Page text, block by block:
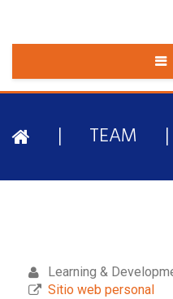
| TEAM |
Learning &
Sitio web personal